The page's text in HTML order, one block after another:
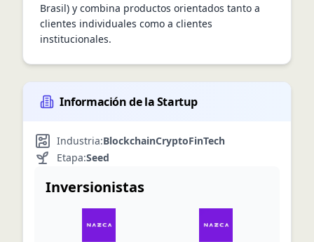
Brasil) y combina productos orientados tanto a
clientes individuales como a clientes
institucionales.
Información de la Startup
Industria:BlockchainCryptoFinTech
Etapa:Seed
Inversionistas